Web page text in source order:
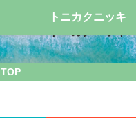
TOP
トニカクニッキ